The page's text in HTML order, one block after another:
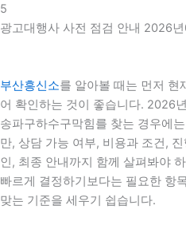
5
광고대행사 사전 점검 안내 2026
부산흥신소를 알아볼 때는 먼저 현
어 확인하는 것이 좋습니다. 2026
송파구하수구막힘를 찾는 경우에
만, 상담 가능 여부, 비용과 조건,
인, 최종 안내까지 함께 살펴봐야
빠르게 결정하기보다는 필요한 항
맞는 기준을 세우기 쉽습니다.